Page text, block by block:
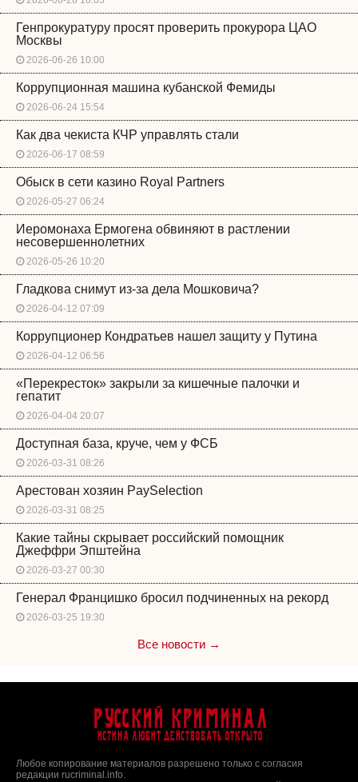
Генпрокуратуру просят проверить прокурора ЦАО
Москвы
2026-06-26 10:00
Коррупционная машина кубанской Фемиды
2026-06-24 15:54
Как два чекиста КЧР управлять стали
2026-06-17 08:59
Обыск в сети казино Royal Partners
2026-05-27 06:24
Иеромонаха Ермогена обвиняют в растлении
несовершеннолетних
2026-05-26 10:20
Гладкова снимут из-за дела Мошковича?
2026-04-12 07:09
Коррупционер Кондратьев нашел защиту у Путина
2026-04-12 06:56
«Перекресток» закрыли за кишечные палочки и
гепатит
2026-04-04 20:07
Доступная база, круче, чем у ФСБ
2026-03-31 08:26
Арестован хозяин PaySelection
2026-03-31 08:25
Какие тайны скрывает российский помощник
Джеффри Эпштейна
2026-03-27 00:30
Генерал Францишко бросил подчиненных на рекорд
2026-03-25 19:30
Все новости →
Русский Криминал
Истина любит действовать открыто
Любое копирование материалов разрешено только с согласия
редакции rucriminal.info.